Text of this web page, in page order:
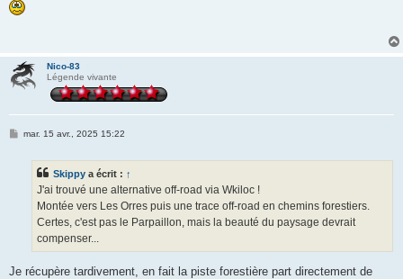
s
s
Nico-83
Légende vivante
Mmar. 15 avr., 2025 15:22
Skippy a écrit : ↑
J'ai trouvé une alternative off-road via Wkiloc !
Montée vers Les Orres puis une trace off-road en chemins forestiers.
Certes, c'est pas le Parpaillon, mais la beauté du paysage devrait
compenser...
Je récupère tardivement, en fait la piste forestière part directement de